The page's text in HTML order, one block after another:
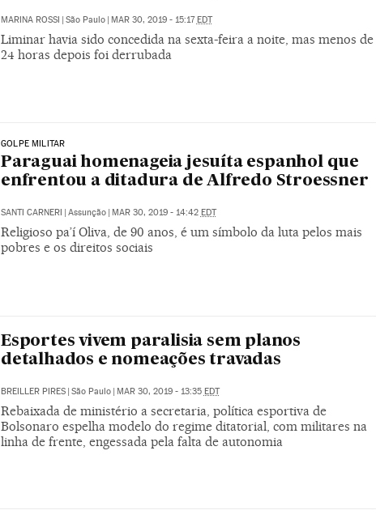
MARINA ROSSI | São Paulo | MAR 30, 2019 - 15:17EDT
Liminar havia sido concedida na sexta-feira a noite, mas menos de
24 horas depois foi derrubada
GOLPE MILITAR
Paraguai homenageia jesuíta espanhol que
enfrentou a ditadura de Alfredo Stroessner
SANTI CARNERI Assunção MAR 30, 2019 - 14:42 EDT
Religioso pa’í Oliva, de 90 anos, é um símbolo da luta pelos mais
pobres e os direitos sociais
Esportes vivem paralisia sem planos
detalhados e nomeações travadas
BREILLER PIRES | São Paulo | MAR 30, 2019 - 13:35 EDT
Rebaixada de ministério a secretaria, política esportiva de
Bolsonaro espelha modelo do regime ditatorial, com militares na
linha de frente, engessada pela falta de autonomia